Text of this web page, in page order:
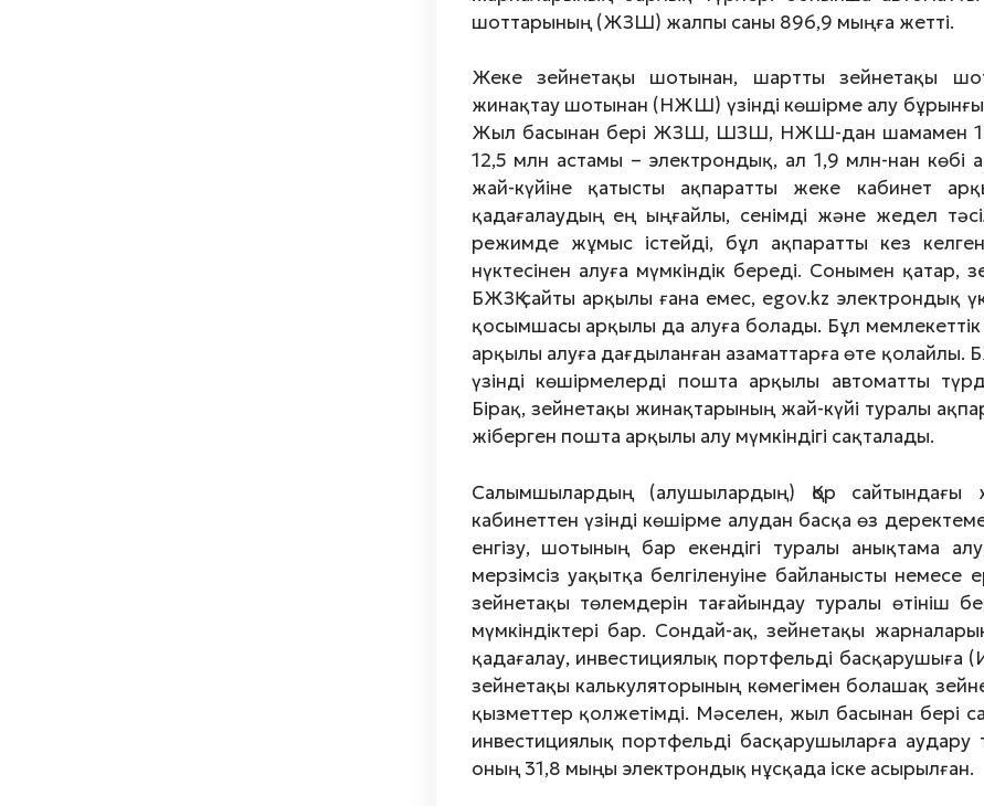
шоттарының (ЖЗШ) жалпы саны 896,9 мыңға жетті.
Жеке зейнетақы шотынан, шартты зейнетақы
жинақтау шотынан (НЖШ) үзінді көшірме алу
Жыл басынан бері ЖЗШ, ШЗШ, НЖШ-дан шамамен
12,5 млн астамы – электрондық, ал 1,9 млн-нан көбі
жай-күйіне қатысты ақпаратты жеке кабинет
қадағалаудың ең ыңғайлы, сенімді және жедел
режимде жұмыс істейді, бұл ақпаратты кез
нүктесінен алуға мүмкіндік береді. Сонымен
БЖЗҚ сайты арқылы ғана емес, egov.kz электрондық
қосымшасы арқылы да алуға болады. Бұл
арқылы алуға дағдыланған азаматтарға өте
үзінді көшірмелерді пошта арқылы автоматты
Бірақ, зейнетақы жинақтарының жай-күйі туралы
жіберген пошта арқылы алу мүмкіндігі сақталады.
Салымшылардың (алушылардың) Қор
кабинеттен үзінді көшірме алудан басқа өз
енгізу, шотының бар екендігі туралы анықтама
мерзімсіз уақытқа белгіленуіне байланысты
зейнетақы төлемдерін тағайындау туралы өтініш
мүмкіндіктері бар. Сондай-ақ, зейнетақы
қадағалау, инвестициялық портфельді басқарушыға
зейнетақы калькуляторының көмегімен болашақ
қызметтер қолжетімді. Мәселен, жыл басынан бері
инвестициялық портфельді басқарушыларға
оның 31,8 мыңы электрондық нұсқада іске асырылған.